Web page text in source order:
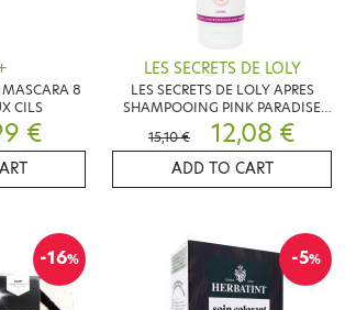
8
CILS
€
LES SECRETS DE LOLY
LES SECRETS DE LOLY APRES
SHAMPOOING PINK PARADISE
250ML
15,10 € 12,08 €
ADD TO CART
-16% -5%